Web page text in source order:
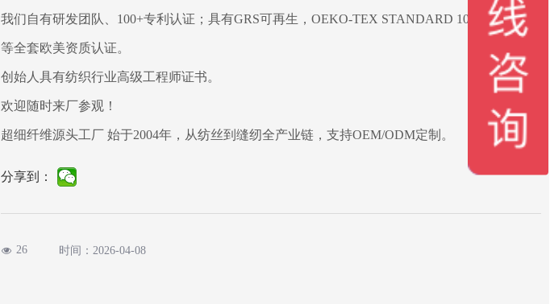
我们自有研发团队、100+专利认证；具有GRS可再生，OEKO-TEX STANDARD 100，ISO9001
等全套欧美资质认证。
创始人具有纺织行业高级工程师证书。
欢迎随时来厂参观！
超细纤维源头工厂 始于2004年，从纺丝到缝纫全产业链，支持OEM/ODM定制。
分享到：
넶 26 时间： 2026-04-08